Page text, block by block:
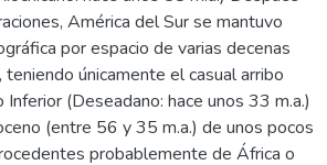
América del Sur se mantuvo
por espacio de varias decenas
únicamente el casual arribo
(Deseadano: hace unos 33 m.a.)
(entre 56 y 35 m.a.) de unos pocos
probablemente de África o